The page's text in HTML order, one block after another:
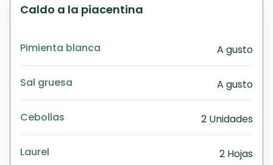
Caldo a la piacentina
Pimienta blanca A gusto
Sal gruesa A gusto
Cebollas 2 Unidades
Laurel 2 Hojas